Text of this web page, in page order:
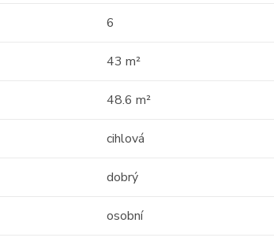
6
43 m²
48.6 m²
cihlová
dobrý
osobní